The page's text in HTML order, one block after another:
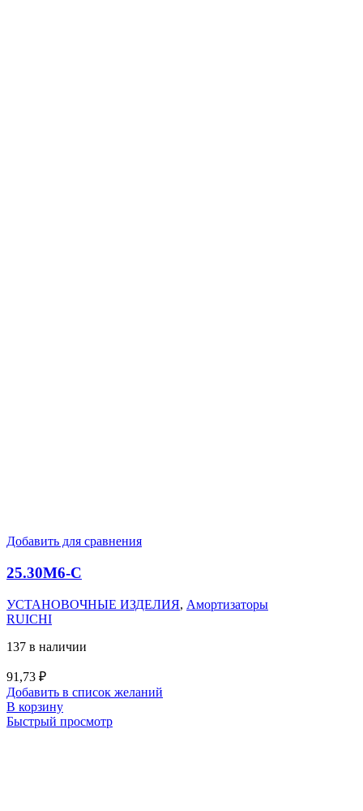
Добавить для сравнения
25.30M6-C
УСТАНОВОЧНЫЕ ИЗДЕЛИЯ, Амортизаторы
RUICHI
137 в наличии
91,73 ₽
Добавить в список желаний
В корзину
Быстрый просмотр